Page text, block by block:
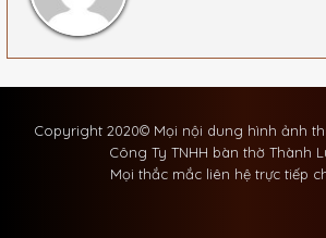
Copyright 2020© Mọi nội dung hình ảnh
Công Ty TNHH bàn thờ Thành
Mọi thắc mắc liên hệ trực tiếp